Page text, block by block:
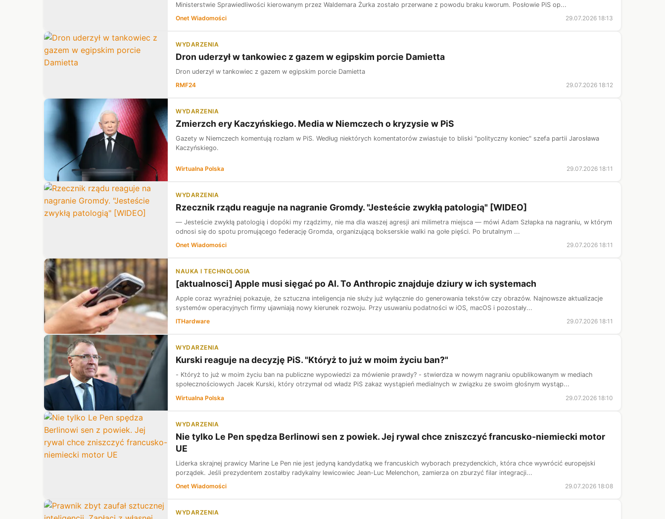
Ministerstwie Sprawiedliwości kierowanym przez Waldemara Żurka zostało przerwane z powodu braku kworum. Posłowie PiS op...
Onet Wiadomości
29.07.2026 18:13
WYDARZENIA
Dron uderzył w tankowiec z gazem w egipskim porcie Damietta
Dron uderzył w tankowiec z gazem w egipskim porcie Damietta
RMF24
29.07.2026 18:12
WYDARZENIA
Zmierzch ery Kaczyńskiego. Media w Niemczech o kryzysie w PiS
Gazety w Niemczech komentują rozłam w PiS. Według niektórych komentatorów zwiastuje to bliski "polityczny koniec" szefa partii Jarosława
Kaczyńskiego.
Wirtualna Polska 29.07.2026 18:11
WYDARZENIA
Rzecznik rządu reaguje na nagranie Gromdy. "Jesteście zwykłą patologią" [WIDEO]
— Jesteście zwykłą patologią i dopóki my rządzimy, nie ma dla waszej agresji ani milimetra miejsca — mówi Adam Szłapka na nagraniu, w którym
odnosi się do spotu promującego federację Gromda, organizującą bokserskie walki na gołe pięści. Po brutalnym ...
Onet Wiadomości
29.07.2026 18:11
NAUKA I TECHNOLOGIA
[aktualnosci] Apple musi sięgać po AI. To Anthropic znajduje dziury w ich systemach
Apple coraz wyraźniej pokazuje, że sztuczna inteligencja nie służy już wyłącznie do generowania tekstów czy obrazów. Najnowsze aktualizacje
systemów operacyjnych firmy ujawniają nowy kierunek rozwoju. Przy usuwaniu podatności w iOS, macOS i pozostały...
ITHardware
29.07.2026 18:11
WYDARZENIA
Kurski reaguje na decyzję PiS. "Któryż to już w moim życiu ban?"
- Któryż to już w moim życiu ban na publiczne wypowiedzi za mówienie prawdy? - stwierdza w nowym nagraniu opublikowanym w mediach
społecznościowych Jacek Kurski, który otrzymał od władz PiS zakaz wystąpień medialnych w związku ze swoim głośnym wystąp...
Wirtualna Polska
29.07.2026 18:10
WYDARZENIA
Nie tylko Le Pen spędza Berlinowi sen z powiek. Jej rywal chce zniszczyć francusko-niemiecki motor
UE
Liderka skrajnej prawicy Marine Le Pen nie jest jedyną kandydatką we francuskich wyborach prezydenckich, która chce wywrócić europejski
porządek. Jeśli prezydentem zostałby radykalny lewicowiec Jean-Luc Melenchon, zamierza on zburzyć filar integracji...
Onet Wiadomości
29.07.2026 18:08
WYDARZENIA